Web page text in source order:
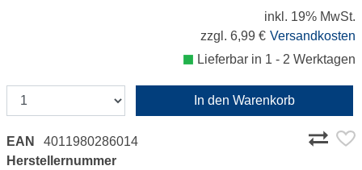
inkl. 19% MwSt.
zzgl. 6,99 € Versandkosten
Lieferbar in 1 - 2 Werktagen
In den Warenkorb
EAN
4011980286014
Herstellernummer